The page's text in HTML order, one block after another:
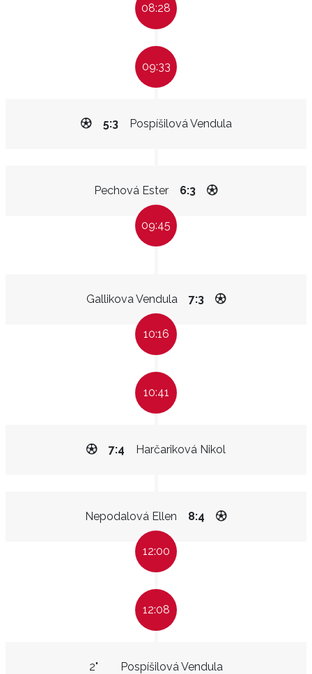
08:28
09:33
Pospíšilová Vendula
5:3
Pechová Ester 6:3
09:45
Gallikova Vendula 7:3
10:16
10:41
Harčariková Nikol
7:4
Nepodalová Ellen 8:4
12:00
12:08
Pospíšilová Vendula
2"